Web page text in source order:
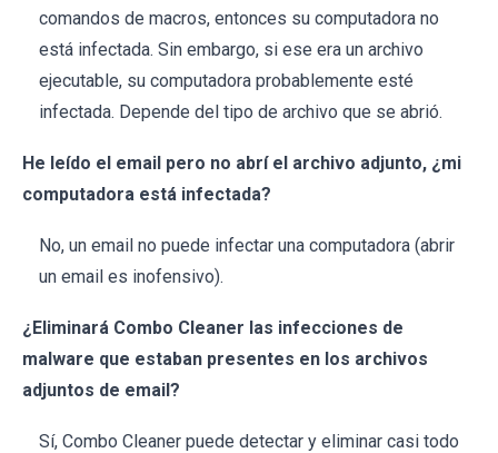
comandos de macros, entonces su computadora no
está infectada. Sin embargo, si ese era un archivo
ejecutable, su computadora probablemente esté
infectada. Depende del tipo de archivo que se abrió.
He leído el email pero no abrí el archivo adjunto, ¿mi
computadora está infectada?
No, un email no puede infectar una computadora (abrir
un email es inofensivo).
¿Eliminará Combo Cleaner las infecciones de
malware que estaban presentes en los archivos
adjuntos de email?
Sí, Combo Cleaner puede detectar y eliminar casi todo